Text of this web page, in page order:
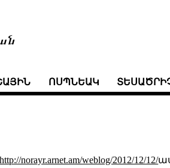
ՈՍՊՆԵԱԿ
http://norayr.arnet.am/weblog/2012/12/12/